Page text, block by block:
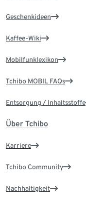
Geschenkideen
Kaffee-Wiki
Mobilfunklexikon
Tchibo MOBIL FAQs
Entsorgung / Inhaltsstoffe
Über Tchibo
Karriere
Tchibo Community
Nachhaltigkeit